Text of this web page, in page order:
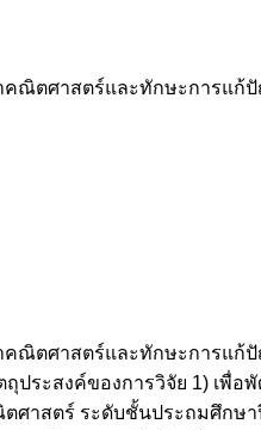
คณิตศาสตร์และทักษะการแก้
คณิตศาสตร์และทักษะการแก้
ถุประสงค์ของการวิจัย 1) เพื่
ศาสตร์ ระดับชั้นประถมศึกษา